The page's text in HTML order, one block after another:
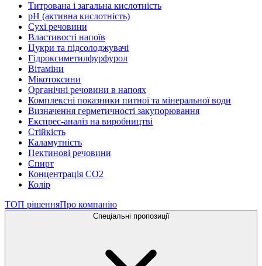
Титрована і загальна кислотність
рН (активна кислотність)
Сухі речовини
Властивості напоїв
Цукри та підсолоджувачі
Гідроксиметилфурфурол
Вітаміни
Мікотоксини
Органічні речовини в напоях
Комплексні показники питної та мінеральної води
Визначення герметичності закупорювання
Експрес-аналіз на виробництві
Стійкість
Каламутність
Пектинові речовини
Спирт
Концентрація СО2
Колір
ТОП рішенняПро компанію
Спеціальні пропозиції